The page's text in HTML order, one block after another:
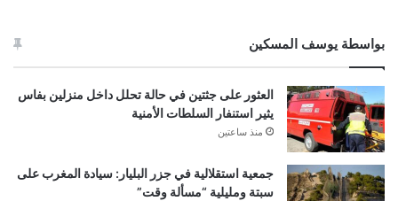
بواسطة يوسف المسكين
العثور على جثتين في حالة تحلل داخل منزلين بفاس
يثير استنفار السلطات الأمنية
منذ ساعتين
جمعية استقلالية في جزر البليار: سيادة المغرب على
سبتة ومليلية “مسألة وقت”